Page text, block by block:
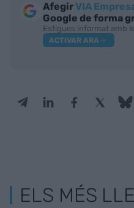
AfegirVIA
Google de forma
Estigues informat amb
ACTIVAR ARA
ELS MÉS